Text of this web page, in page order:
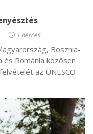
1 perces
Bosznia-
és Románia közösen
az UNESCO